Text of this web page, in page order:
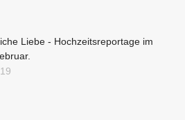
Liebe - Hochzeitsreportage im